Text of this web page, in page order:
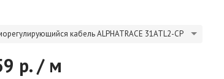
кабель ALPHATRACE 31ATL2-CP
р. / м